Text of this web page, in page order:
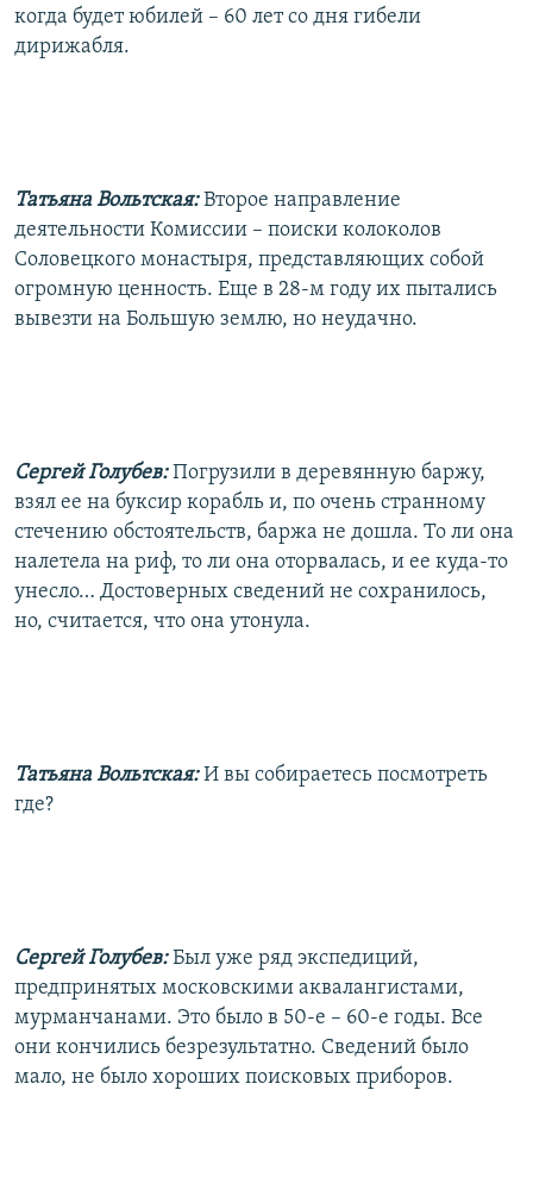
когда будет юбилей – 60 лет со дня гибели
дирижабля.
Татьяна Вольтская:Второе направление
деятельности Комиссии – поиски колоколов
Соловецкого монастыря, представляющих собой
огромную ценность. Еще в 28-м году их пытались
вывезти на Большую землю, но неудачно.
Сергей Голубев:Погрузили в деревянную баржу,
взял ее на буксир корабль и, по очень странному
стечению обстоятельств, баржа не дошла. То ли она
налетела на риф, то ли она оторвалась, и ее куда-то
унесло… Достоверных сведений не сохранилось,
но, считается, что она утонула.
Татьяна Вольтская:И вы собираетесь посмотреть
где?
Сергей Голубев:Был уже ряд экспедиций,
предпринятых московскими аквалангистами,
мурманчанами. Это было в 50-е – 60-е годы. Все
они кончились безрезультатно. Сведений было
мало, не было хороших поисковых приборов.